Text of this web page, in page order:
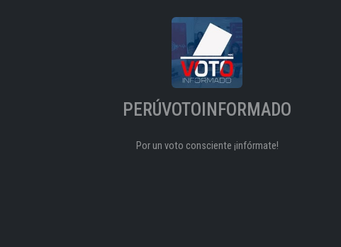
PERÚVOTOINFORMADO
Por un voto consciente ¡infórmate!